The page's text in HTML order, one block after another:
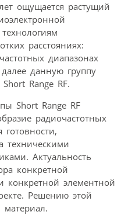
ощущается растущий
расстояниях:
диапазонах
данную группу
Range RF.
Short Range RF
радиочастотных
техническими
Актуальность
конкретной
конкретной элементной
Решению этой